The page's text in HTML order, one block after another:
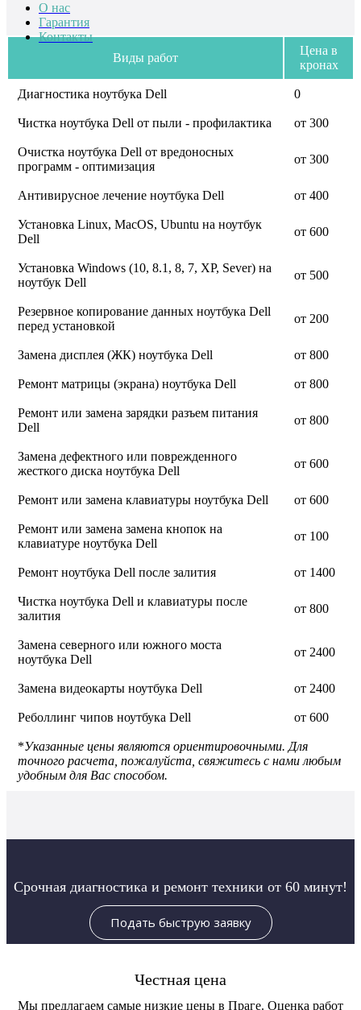
О нас
Гарантия
Контакты
Виды работ
Цена в
кронах
Диагностика ноутбука Dell 0
Чистка ноутбука Dell от пыли - профилактика от 300
Очистка ноутбука Dell от вредоносных
программ - оптимизация
от 300
Антивирусное лечение ноутбука Dell от 400
Установка Linux, MacOS, Ubuntu на ноутбук
Dell
от 600
Установка Windows (10, 8.1, 8, 7, XP, Sever) на
ноутбук Dell
от 500
Резервное копирование данных ноутбука Dell
перед установкой
от 200
Замена дисплея (ЖК) ноутбука Dell от 800
Ремонт матрицы (экрана) ноутбука Dell от 800
Ремонт или замена зарядки разъем питания
Dell
от 800
Замена дефектного или поврежденного
жесткого диска ноутбука Dell
от 600
Ремонт или замена клавиатуры ноутбука Dell от 600
Ремонт или замена замена кнопок на
клавиатуре ноутбука Dell
от 100
Ремонт ноутбука Dell после залития от 1400
Чистка ноутбука Dell и клавиатуры после
залития
от 800
Замена северного или южного моста
ноутбука Dell
от 2400
Замена видеокарты ноутбука Dell от 2400
Реболлинг чипов ноутбука Dell от 600
*Указанные цены являются ориентировочными. Для
точного расчета, пожалуйста, свяжитесь с нами любым
удобным для Вас способом.
Срочная диагностика и ремонт техники от 60 минут!
Подать быструю заявку
Честная цена
Мы предлагаем самые низкие цены в Праге. Оценка работ